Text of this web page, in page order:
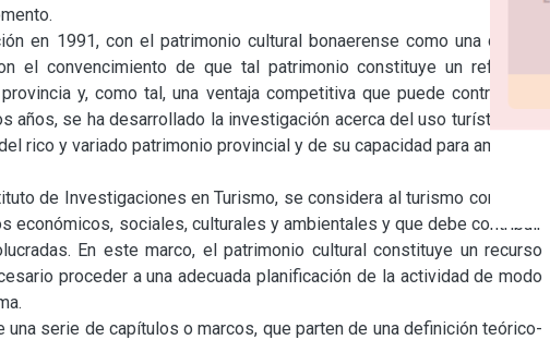
en 1991, con el patrimonio cultural bonaerense como una de sus
el convencimiento de que tal patrimonio constituye un referente
y, como tal, una ventaja competitiva que puede contribuir al
años, se ha desarrollado la investigación acerca del uso turístico del
rico y variado patrimonio provincial y de su capacidad para ampliar y
de Investigaciones en Turismo, se considera al turismo como una
económicos, sociales, culturales y ambientales y que debe contribuir
En este marco, el patrimonio cultural constituye un recurso
proceder a una adecuada planificación de la actividad de modo
serie de capítulos o marcos, que parten de una definición teórico-